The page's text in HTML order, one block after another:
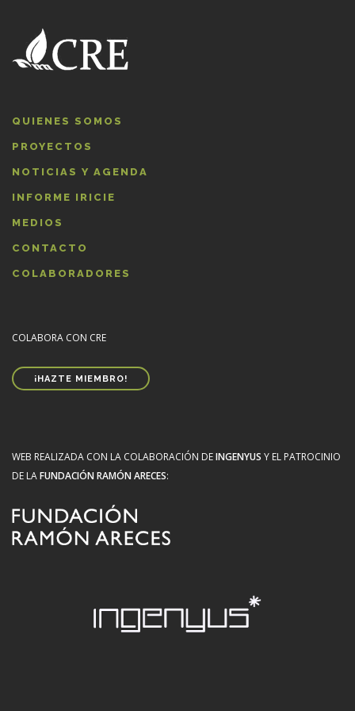
QUIENES SOMOS
PROYECTOS
NOTICIAS Y AGENDA
INFORME IRICIE
MEDIOS
CONTACTO
COLABORADORES
COLABORA CON CRE
¡HAZTE MIEMBRO!
WEB REALIZADA CON LA COLABORACIÓN DEINGENYUS Y EL PATROCINIO
DE LAFUNDACIÓN RAMÓN ARECES: